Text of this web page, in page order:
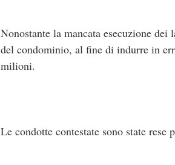
Nonostante la mancata esecuzione
del condominio, al fine di indurre in
milioni.
Le condotte contestate sono state